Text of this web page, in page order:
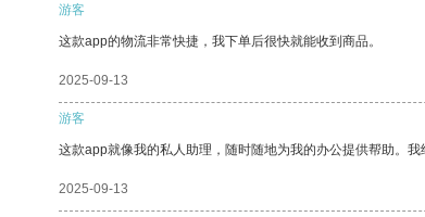
游客
这款app的物流非常快捷，我下单后很快就能收到商品。
2025-09-13
游客
这款app就像我的私人助理，随时随地为我的办公提供帮助。
2025-09-13